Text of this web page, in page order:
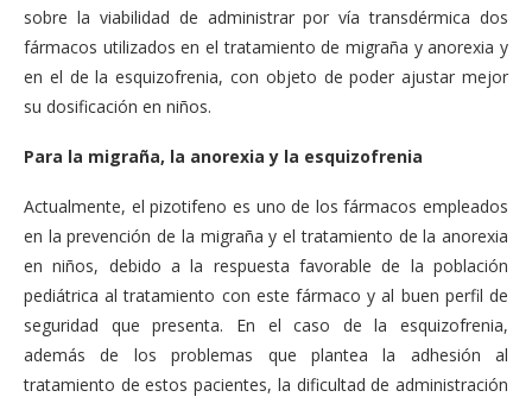
sobre la viabilidad de administrar por vía transdérmica dos
fármacos utilizados en el tratamiento de migraña y anorexia y
en el de la esquizofrenia, con objeto de poder ajustar mejor
su dosificación en niños.
Para la migraña, la anorexia y la esquizofrenia
Actualmente, el pizotifeno es uno de los fármacos empleados
en la prevención de la migraña y el tratamiento de la anorexia
en niños, debido a la respuesta favorable de la población
pediátrica al tratamiento con este fármaco y al buen perfil de
seguridad que presenta. En el caso de la esquizofrenia,
además de los problemas que plantea la adhesión al
tratamiento de estos pacientes, la dificultad de administración